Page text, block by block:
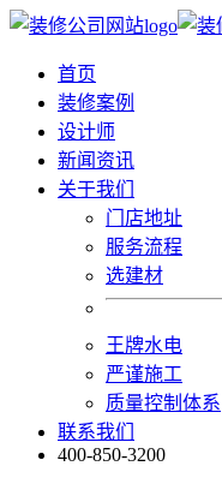
首页
装修案例
设计师
新闻资讯
关于我们
门店地址
服务流程
选建材
王牌水电
严谨施工
质量控制体系
联系我们
400-850-3200